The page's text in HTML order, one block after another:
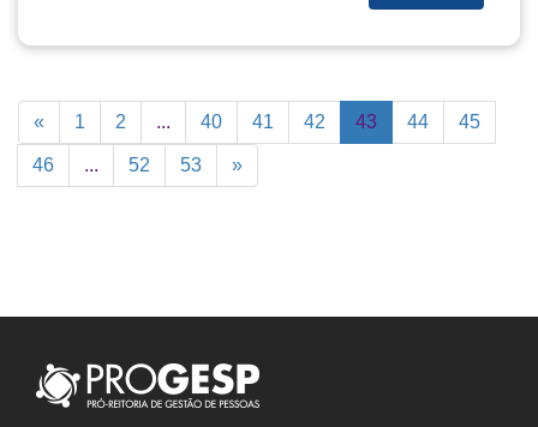
« 1 2 ... 40 41 42 43 44 45
46 ... 52 53 »